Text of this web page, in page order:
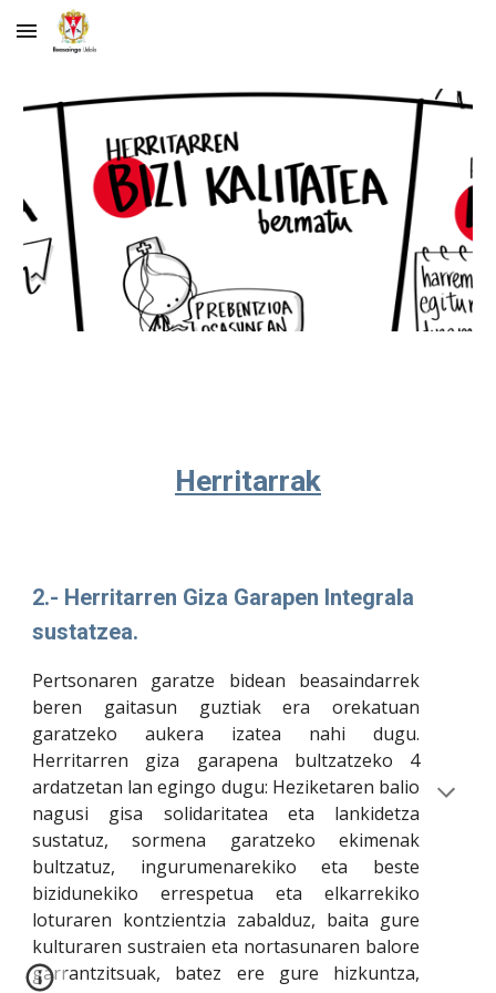
Skip to main content
Herritarrak
2.- Herritarren Giza Garapen Integrala
sustatzea.
Pertsonaren garatze bidean beasaindarrek
beren gaitasun guztiak era orekatuan
garatzeko aukera izatea nahi dugu.
Herritarren giza garapena bultzatzeko 4
ardatzetan lan egingo dugu: Heziketaren balio
nagusi gisa solidaritatea eta lankidetza
sustatuz, sormena garatzeko ekimenak
bultzatuz, ingurumenarekiko eta beste
bizidunekiko errespetua eta elkarrekiko
loturaren kontzientzia zabalduz, baita gure
kulturaren sustraien eta nortasunaren balore
garrantzitsuak, batez ere gure hizkuntza,